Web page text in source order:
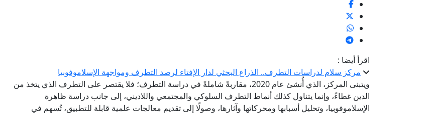
اقرأ أيضا :
مركز سلام لدراسات التطرف.. الذراع البحثي لدار الإفتاء لرصد التطرف ومواجهة الإسلاموفوبيا
ويتبنى المركز، الذي أُنشئ عام 2020، مقاربةً شاملةً في دراسة التطرف؛ فلا يقتصر على التطرف الذي يتخذ من
الدين غطاءً، وإنما يتناول كذلك أنماط التطرف السلوكي والمجتمعي واللاديني، إلى جانب دراسة ظاهرة
الإسلاموفوبيا، وتحليل أسبابها ومحركاتها وآثارها، وصولًا إلى تقديم معالجات علمية قابلة للتطبيق، تُسهم في